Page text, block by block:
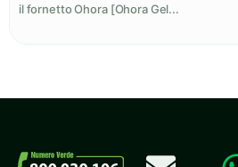
il fornetto Ohora [Ohora Gel...